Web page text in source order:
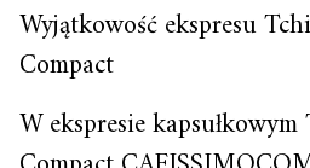
Wyjątkowość ekspresu
Compact
W ekspresie